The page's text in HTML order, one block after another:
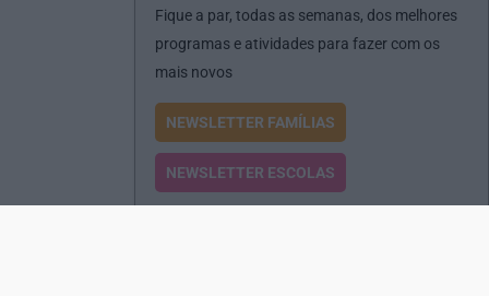
Fique a par, todas as semanas, dos melhores
programas e atividades para fazer com os
mais novos
NEWSLETTER FAMÍLIAS
NEWSLETTER ESCOLAS